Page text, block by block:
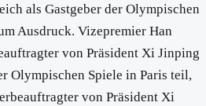
als Gastgeber der Olympischen
Ausdruck. Vizepremier Han
von Präsident Xi Jinping
Olympischen Spiele in Paris teil,
von Präsident Xi